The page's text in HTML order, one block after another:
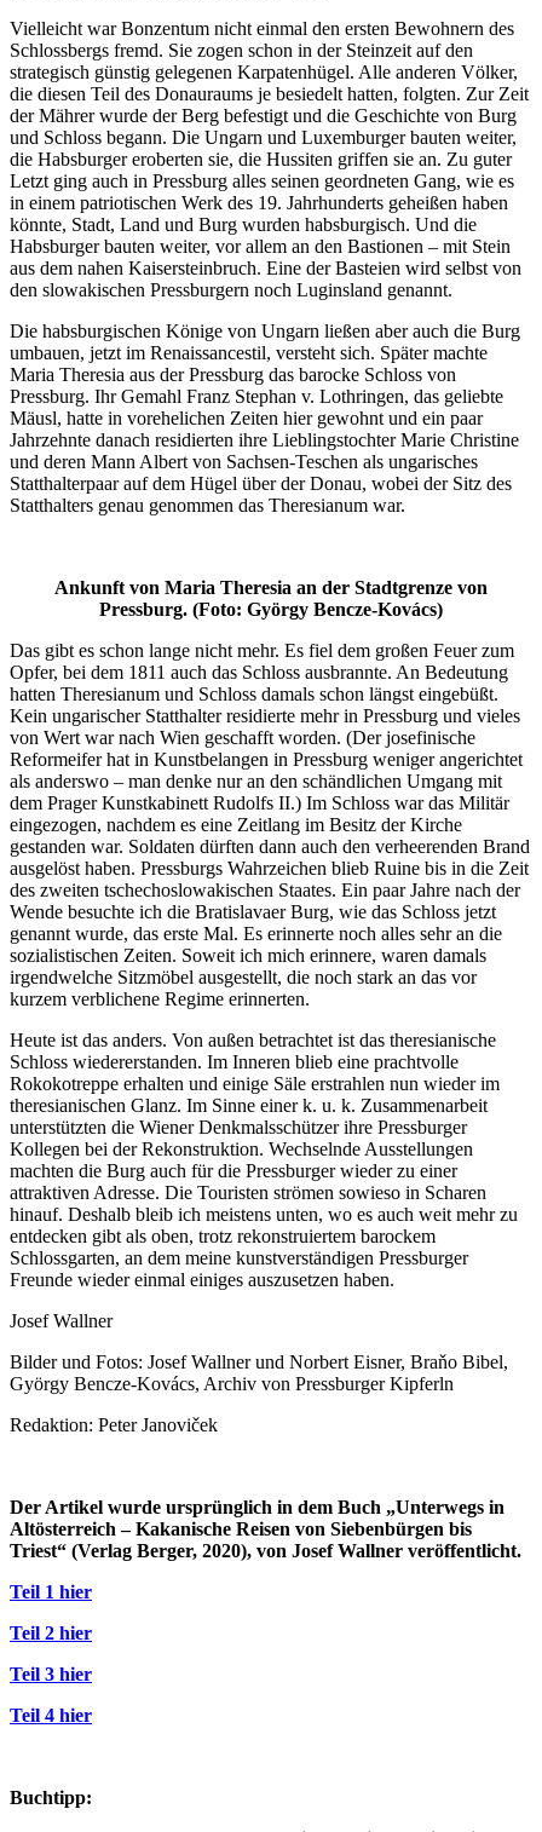
Vielleicht war Bonzentum nicht einmal den ersten Bewohnern des
Schlossbergs fremd. Sie zogen schon in der Steinzeit auf den
strategisch günstig gelegenen Karpatenhügel. Alle anderen Völker,
die diesen Teil des Donauraums je besiedelt hatten, folgten. Zur Zeit
der Mährer wurde der Berg befestigt und die Geschichte von Burg
und Schloss begann. Die Ungarn und Luxemburger bauten weiter,
die Habsburger eroberten sie, die Hussiten griffen sie an. Zu guter
Letzt ging auch in Pressburg alles seinen geordneten Gang, wie es
in einem patriotischen Werk des 19. Jahrhunderts geheißen haben
könnte, Stadt, Land und Burg wurden habsburgisch. Und die
Habsburger bauten weiter, vor allem an den Bastionen – mit Stein
aus dem nahen Kaisersteinbruch. Eine der Basteien wird selbst von
den slowakischen Pressburgern noch Luginsland genannt.
Die habsburgischen Könige von Ungarn ließen aber auch die Burg
umbauen, jetzt im Renaissancestil, versteht sich. Später machte
Maria Theresia aus der Pressburg das barocke Schloss von
Pressburg. Ihr Gemahl Franz Stephan v. Lothringen, das geliebte
Mäusl, hatte in vorehelichen Zeiten hier gewohnt und ein paar
Jahrzehnte danach residierten ihre Lieblingstochter Marie Christine
und deren Mann Albert von Sachsen-Teschen als ungarisches
Statthalterpaar auf dem Hügel über der Donau, wobei der Sitz des
Statthalters genau genommen das Theresianum war.
Ankunft von Maria Theresia an der Stadtgrenze von
Pressburg. (Foto: György Bencze-Kovács)
Das gibt es schon lange nicht mehr. Es fiel dem großen Feuer zum
Opfer, bei dem 1811 auch das Schloss ausbrannte. An Bedeutung
hatten Theresianum und Schloss damals schon längst eingebüßt.
Kein ungarischer Statthalter residierte mehr in Pressburg und vieles
von Wert war nach Wien geschafft worden. (Der josefinische
Reformeifer hat in Kunstbelangen in Pressburg weniger angerichtet
als anderswo – man denke nur an den schändlichen Umgang mit
dem Prager Kunstkabinett Rudolfs II.) Im Schloss war das Militär
eingezogen, nachdem es eine Zeitlang im Besitz der Kirche
gestanden war. Soldaten dürften dann auch den verheerenden Brand
ausgelöst haben. Pressburgs Wahrzeichen blieb Ruine bis in die Zeit
des zweiten tschechoslowakischen Staates. Ein paar Jahre nach der
Wende besuchte ich die Bratislavaer Burg, wie das Schloss jetzt
genannt wurde, das erste Mal. Es erinnerte noch alles sehr an die
sozialistischen Zeiten. Soweit ich mich erinnere, waren damals
irgendwelche Sitzmöbel ausgestellt, die noch stark an das vor
kurzem verblichene Regime erinnerten.
Heute ist das anders. Von außen betrachtet ist das theresianische
Schloss wiedererstanden. Im Inneren blieb eine prachtvolle
Rokokotreppe erhalten und einige Säle erstrahlen nun wieder im
theresianischen Glanz. Im Sinne einer k. u. k. Zusammenarbeit
unterstützten die Wiener Denkmalsschützer ihre Pressburger
Kollegen bei der Rekonstruktion. Wechselnde Ausstellungen
machten die Burg auch für die Pressburger wieder zu einer
attraktiven Adresse. Die Touristen strömen sowieso in Scharen
hinauf. Deshalb bleib ich meistens unten, wo es auch weit mehr zu
entdecken gibt als oben, trotz rekonstruiertem barockem
Schlossgarten, an dem meine kunstverständigen Pressburger
Freunde wieder einmal einiges auszusetzen haben.
Josef Wallner
Bilder und Fotos: Josef Wallner und Norbert Eisner, Braňo Bibel,
György Bencze-Kovács, Archiv von Pressburger Kipferln
Redaktion: Peter Janoviček
Der Artikel wurde ursprünglich in dem Buch „Unterwegs in
Altösterreich – Kakanische Reisen von Siebenbürgen bis
Triest“ (Verlag Berger, 2020), von Josef Wallner veröffentlicht.
Teil 1 hier
Teil 2 hier
Teil 3 hier
Teil 4 hier
Buchtipp: